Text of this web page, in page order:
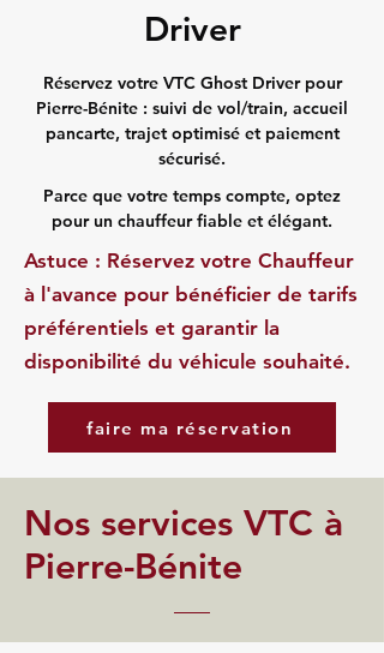
Driver
Réservez votre VTC Ghost Driver pour
Pierre-Bénite : suivi de vol/train, accueil
pancarte, trajet optimisé et paiement
sécurisé.
Parce que votre temps compte, optez
pour un chauffeur fiable et élégant.
Astuce : Réservez votre Chauffeur
à l'avance pour bénéficier de tarifs
préférentiels et garantir la
disponibilité du véhicule souhaité.
faire ma réservation
Nos services VTC à
Pierre-Bénite